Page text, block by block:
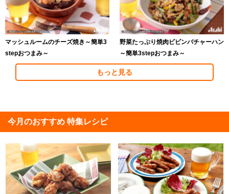
マッシュルームのチーズ焼き～簡単3
stepおつまみ～
野菜たっぷり焼肉ビビンバチャーハン
～簡単3stepおつまみ～
もっと見る
今月のおすすめ 特集レシピ